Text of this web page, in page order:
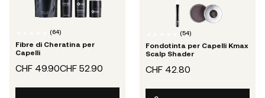
(64)
Fibre di Cheratina per
Capelli
CHF 49.90CHF 52.90
(54)
Fondotinta per Capelli Kmax
Scalp Shader
CHF 42.80